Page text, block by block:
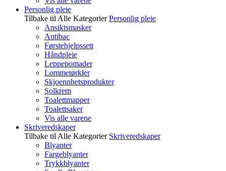
Personlig pleie
Tilbake til Alle Kategorier Personlig pleie
Ansiktsmasker
Antibac
Førstehjelpssett
Håndpleie
Leppepomader
Lommetørkler
Skjoennhetsprodukter
Solkrem
Toalettmapper
Toalettsaker
Vis alle varene
Skriveredskaper
Tilbake til Alle Kategorier Skriveredskaper
Blyanter
Fargeblyanter
Trykkblyanter